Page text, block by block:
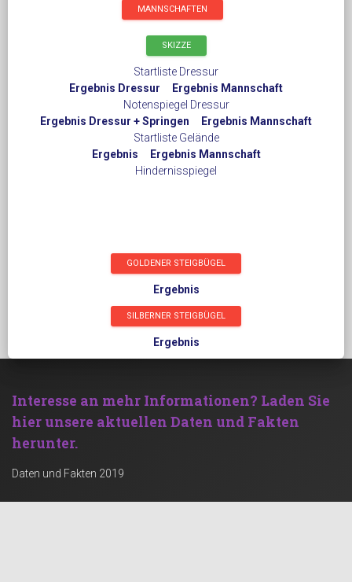
MANNSCHAFTEN
SKIZZE
Startliste Dressur
Ergebnis Dressur
Ergebnis Mannschaft
Notenspiegel Dressur
Ergebnis Dressur + Springen
Ergebnis Mannschaft
Startliste Gelände
Ergebnis
Ergebnis Mannschaft
Hindernisspiegel
GOLDENER STEIGBÜGEL
Ergebnis
SILBERNER STEIGBÜGEL
Ergebnis
Interesse an mehr Informationen? Laden Sie
hier unsere aktuellen Daten und Fakten
herunter.
Daten und Fakten 2019
Werden Sie Werbepartner und profitieren Sie